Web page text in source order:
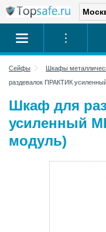
Сейфы Шкафы
раздевалок ПРАКТИК
Шкаф для
усиленный
модуль)